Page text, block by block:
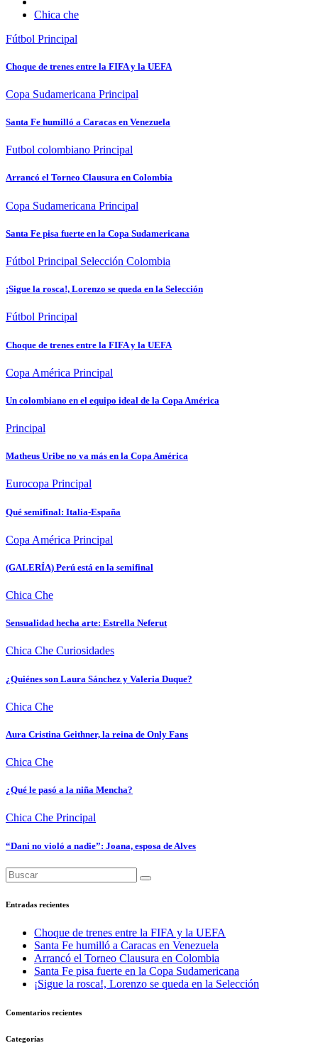
Chica che
Fútbol Principal
Choque de trenes entre la FIFA y la UEFA
Copa Sudamericana Principal
Santa Fe humilló a Caracas en Venezuela
Futbol colombiano Principal
Arrancó el Torneo Clausura en Colombia
Copa Sudamericana Principal
Santa Fe pisa fuerte en la Copa Sudamericana
Fútbol Principal Selección Colombia
¡Sigue la rosca!, Lorenzo se queda en la Selección
Fútbol Principal
Choque de trenes entre la FIFA y la UEFA
Copa América Principal
Un colombiano en el equipo ideal de la Copa América
Principal
Matheus Uribe no va más en la Copa América
Eurocopa Principal
Qué semifinal: Italia-España
Copa América Principal
(GALERÍA) Perú está en la semifinal
Chica Che
Sensualidad hecha arte: Estrella Neferut
Chica Che Curiosidades
¿Quiénes son Laura Sánchez y Valeria Duque?
Chica Che
Aura Cristina Geithner, la reina de Only Fans
Chica Che
¿Qué le pasó a la niña Mencha?
Chica Che Principal
“Dani no violó a nadie”: Joana, esposa de Alves
Entradas recientes
Choque de trenes entre la FIFA y la UEFA
Santa Fe humilló a Caracas en Venezuela
Arrancó el Torneo Clausura en Colombia
Santa Fe pisa fuerte en la Copa Sudamericana
¡Sigue la rosca!, Lorenzo se queda en la Selección
Comentarios recientes
Categorías